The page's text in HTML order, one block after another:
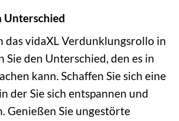
Unterschied
das vidaXL Verdunklungsrollo in
Sie den Unterschied, den es in
kann. Schaffen Sie sich eine
der Sie sich entspannen und
Genießen Sie ungestörte